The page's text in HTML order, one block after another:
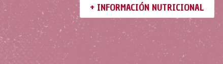
+ INFORMACIÓN NUTRICIONAL